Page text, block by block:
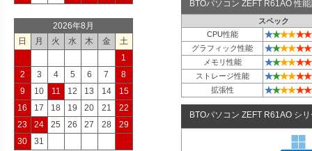
BTOパソコン ZEFT R61AO 性
スペック
CPU性能
★★★★★★
グラフィック性能 ★★★★★★
メモリ性能 ★★★★★★
ストレージ性能 ★★★★★★
拡張性 ★★★★★★
BTOパソコン ZEFT R61AO シ
2026年8月
日
月 火 水 木 金
土
1
2
3 4 5 6 7
8
9
10 11 12 13 14
15
16
17 18 19 20 21
22
23
24 25 26 27 28
29
30
31